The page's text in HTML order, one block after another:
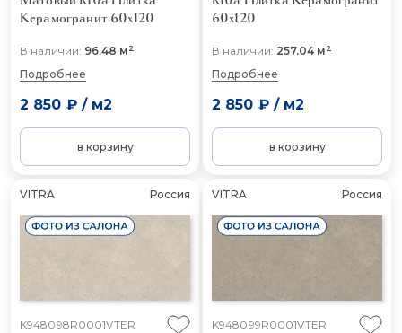
Керамогранит 60x120
В наличии: 96.48 м2
Подробнее
2 850 ₽/ м2
в корзину
60x120
В наличии: 257.04 м2
Подробнее
2 850 ₽/ м2
в корзину
VITRA Россия
K948098R0001VTER
VITRA Россия
K948099R0001VTER